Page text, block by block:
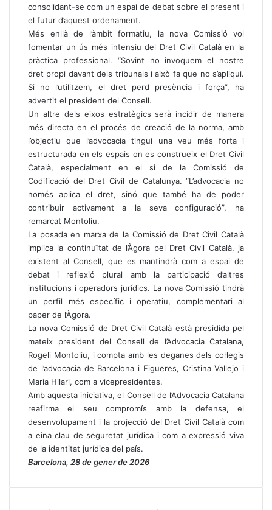
consolidant-se com un espai de debat sobre el present i
el futur d’aquest ordenament.
Més enllà de l’àmbit formatiu, la nova Comissió vol
fomentar un ús més intensiu del Dret Civil Català en la
pràctica professional. “Sovint no invoquem el nostre
dret propi davant dels tribunals i això fa que no s’apliqui.
Si no l’utilitzem, el dret perd presència i força”, ha
advertit el president del Consell.
Un altre dels eixos estratègics serà incidir de manera
més directa en el procés de creació de la norma, amb
l’objectiu que l’advocacia tingui una veu més forta i
estructurada en els espais on es construeix el Dret Civil
Català, especialment en el si de la Comissió de
Codificació del Dret Civil de Catalunya. “L’advocacia no
només aplica el dret, sinó que també ha de poder
contribuir activament a la seva configuració”, ha
remarcat Montoliu.
La posada en marxa de la Comissió de Dret Civil Català
implica la continuïtat de l’Àgora pel Dret Civil Català, ja
existent al Consell, que es mantindrà com a espai de
debat i reflexió plural amb la participació d’altres
institucions i operadors jurídics. La nova Comissió tindrà
un perfil més específic i operatiu, complementari al
paper de l’Àgora.
La nova Comissió de Dret Civil Català està presidida pel
mateix president del Consell de l’Advocacia Catalana,
Rogeli Montoliu, i compta amb les deganes dels col·legis
de l’advocacia de Barcelona i Figueres, Cristina Vallejo i
Maria Hilari, com a vicepresidentes.
Amb aquesta iniciativa, el Consell de l’Advocacia Catalana
reafirma el seu compromís amb la defensa, el
desenvolupament i la projecció del Dret Civil Català com
a eina clau de seguretat jurídica i com a expressió viva
de la identitat jurídica del país.
Barcelona, 28 de gener de 2026